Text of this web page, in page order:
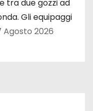
tra due gozzi ad
Gli equipaggi
Agosto 2026